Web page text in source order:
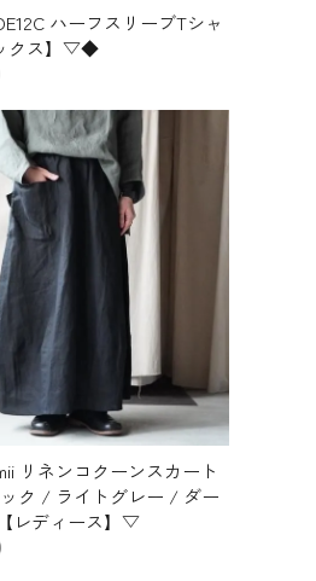
ハーフスリーブTシャ
クス】▽◆
リネンコクーンスカート
ク / ライトグレー / ダー
レディース】▽